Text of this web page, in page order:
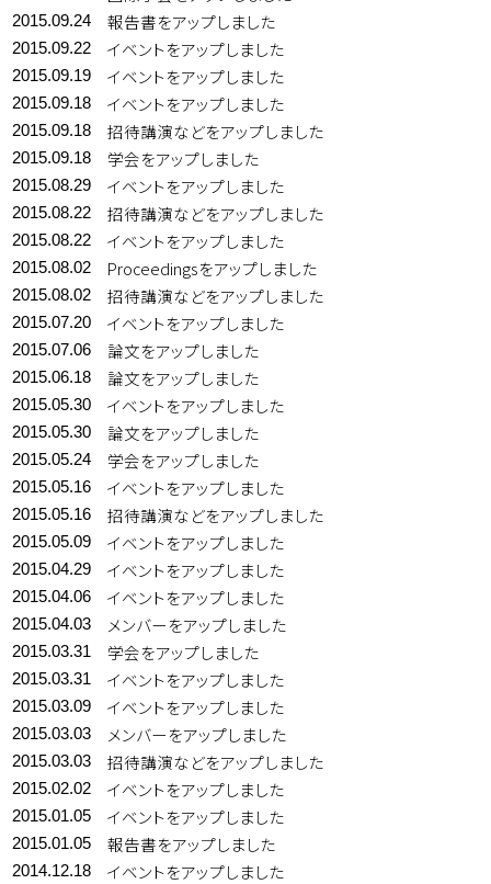
2015.09.24 報告書をアップしました
2015.09.22 イベントをアップしました
2015.09.19 イベントをアップしました
2015.09.18 イベントをアップしました
2015.09.18 招待講演などをアップしました
2015.09.18 学会をアップしました
2015.08.29 イベントをアップしました
2015.08.22 招待講演などをアップしました
2015.08.22 イベントをアップしました
2015.08.02 Proceedingsをアップしました
2015.08.02 招待講演などをアップしました
2015.07.20 イベントをアップしました
2015.07.06 論文をアップしました
2015.06.18 論文をアップしました
2015.05.30 イベントをアップしました
2015.05.30 論文をアップしました
2015.05.24 学会をアップしました
2015.05.16 イベントをアップしました
2015.05.16 招待講演などをアップしました
2015.05.09 イベントをアップしました
2015.04.29 イベントをアップしました
2015.04.06 イベントをアップしました
2015.04.03 メンバーをアップしました
2015.03.31 学会をアップしました
2015.03.31 イベントをアップしました
2015.03.09 イベントをアップしました
2015.03.03 メンバーをアップしました
2015.03.03 招待講演などをアップしました
2015.02.02 イベントをアップしました
2015.01.05 イベントをアップしました
2015.01.05 報告書をアップしました
2014.12.18 イベントをアップしました